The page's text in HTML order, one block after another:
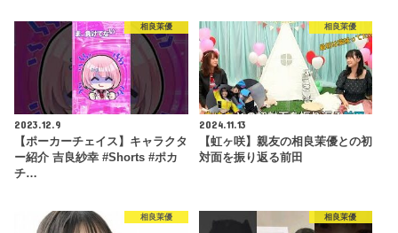
相良茉優
2023.12.9
【ポーカーチェイス】キャラクタ
ー紹介 吉良紗幸 #Shorts #ポカ
チ…
相良茉優
2024.11.13
【虹ヶ咲】親友の相良茉優との初
対面を振り返る前田
相良茉優 相良茉優